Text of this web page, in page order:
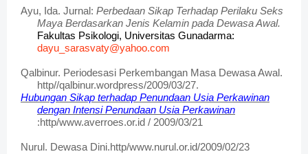
Ayu, Ida. Jurnal: Perbedaan Sikap Terhadap Perilaku Seks
Maya Berdasarkan Jenis Kelamin pada Dewasa Awal.
Fakultas Psikologi, Universitas Gunadarma:
dayu_sarasvaty@yahoo.com
Qalbinur. Periodesasi Perkembangan Masa Dewasa Awal.
http//qalbinur.wordpress/2009/03/27.
Hubungan Sikap terhadap Penundaan Usia Perkawinan
dengan Intensi Penundaan Usia Perkawinan
:http/www.averroes.or.id / 2009/03/21
Nurul. Dewasa Dini.http/www.nurul.or.id/2009/02/23